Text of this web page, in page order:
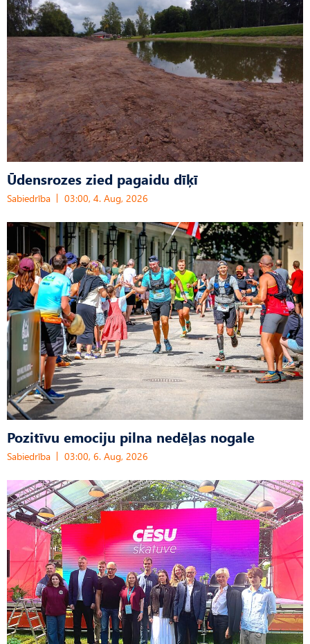
Ūdensrozes zied pagaidu dīķī
Sabiedrība 03:00, 4. Aug, 2026
Pozitīvu emociju pilna nedēļas nogale
Sabiedrība 03:00, 6. Aug, 2026